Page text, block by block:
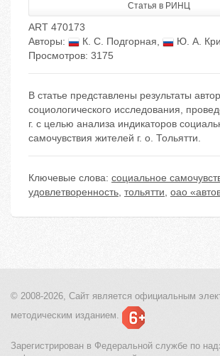
Статья в РИНЦ
ART 470173
Авторы:
К. С. Подгорная,
Ю. А.
Просмотров: 3175
В статье представлены результаты
социологического исследования,
г. с целью анализа индикаторов
самочувствия жителей г. о. Тольятти.
Ключевые слова: социальное
удовлетворенность, тольятти, оао
© 2008-2026, Сайт является официальным
методическим изданием.
Зарегистрирован в Федеральной службе по